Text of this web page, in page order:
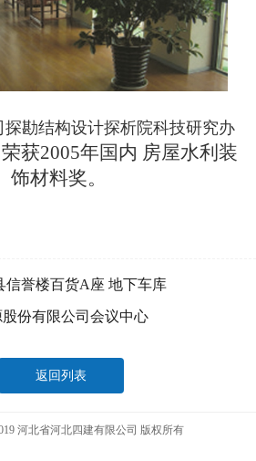
探勘结构设计探析院科技研究办
荣获2005年国内 房屋水利装
饰材料奖。
信誉楼百货A座 地下车库
份有限公司会议中心
返回列表
河北省河北四建有限公司 版权所有